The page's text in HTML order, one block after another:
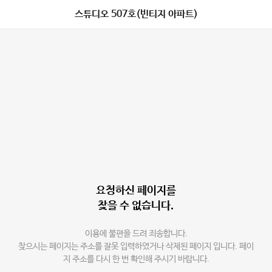
스튜디오 507호(빈티지 아파트)
요청하신 페이지를
찾을 수 없습니다.
이용에 불편을 드려 죄송합니다.
찾으시는 페이지는 주소를 잘못 입력하였거나 삭제된 페이지 입니다. 페이
지 주소를 다시 한 번 확인해 주시기 바랍니다.